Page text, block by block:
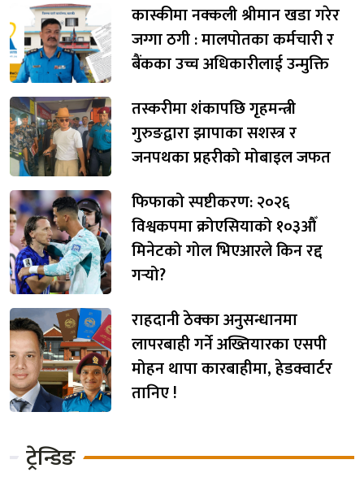
कास्कीमा नक्कली श्रीमान खडा गरेर
जग्गा ठगी : मालपोतका कर्मचारी र
बैंकका उच्च अधिकारीलाई उन्मुक्ति
तस्करीमा शंकापछि गृहमन्त्री
गुरुङद्वारा झापाका सशस्त्र र
जनपथका प्रहरीको मोबाइल जफत
फिफाको स्पष्टीकरण: २०२६
विश्वकपमा क्रोएसियाको १०३औँ
मिनेटको गोल भिएआरले किन रद्द
गर्‍यो?
राहदानी ठेक्का अनुसन्धानमा
लापरबाही गर्ने अख्तियारका एसपी
मोहन थापा कारबाहीमा, हेडक्वार्टर
तानिए !
ट्रेन्डिङ